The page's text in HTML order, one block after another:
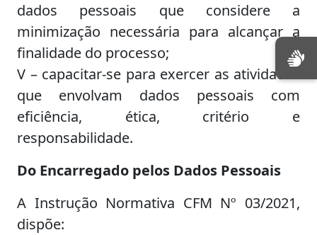
dados pessoais que considere a
minimização necessária para alcançar a
finalidade do processo;
V – capacitar-se para exercer as atividades
que envolvam dados pessoais com
eficiência, ética, critério e
responsabilidade.
Do Encarregado pelos Dados Pessoais
A Instrução Normativa CFM Nº 03/2021,
dispõe: